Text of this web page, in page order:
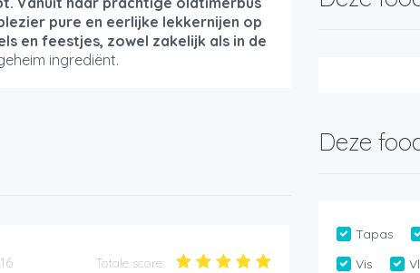
pure en eerlijke lekkernijen op
en feestjes, zowel zakelijk als in de
ingrediënt.
Totale score:
Deze
Tapas
Vis